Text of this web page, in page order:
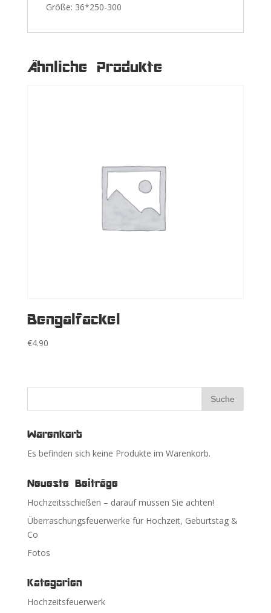
Größe: 36*250-300
Ähnliche Produkte
Bengalfackel
€4.90
Warenkorb
Es befinden sich keine Produkte im Warenkorb.
Neueste Beiträge
Hochzeitsschießen – darauf müssen Sie achten!
Überraschungsfeuerwerke für Hochzeit, Geburtstag &
Co
Fotos
Kategorien
Hochzeitsfeuerwerk